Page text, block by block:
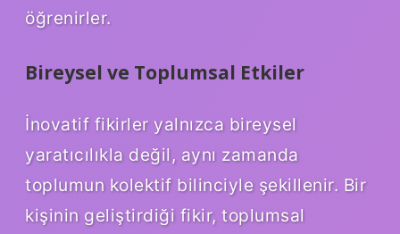
öğrenirler.
Bireysel ve Toplumsal Etkiler
İnovatif fikirler yalnızca bireysel
yaratıcılıkla değil, aynı zamanda
toplumun kolektif bilinciyle şekillenir. Bir
kişinin geliştirdiği fikir, toplumsal